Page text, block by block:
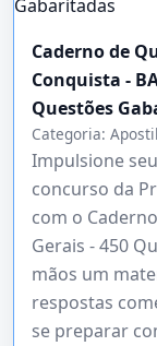
Caderno de
Conquista -
Questões
Categoria:
Impulsione
concurso da
com o
Gerais - 450
mãos um
respostas
se preparar